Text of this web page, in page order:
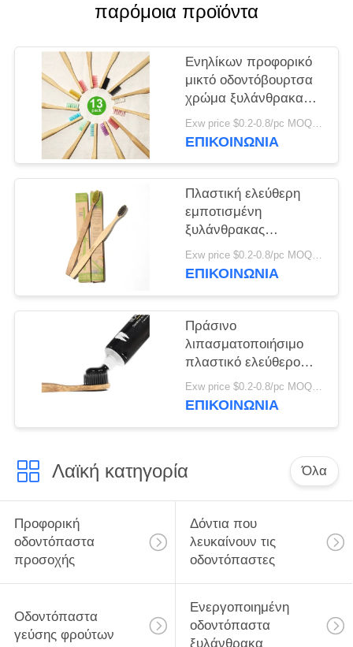
ΠΟΛΙΤΙΚΉ
ΜΥΣΤΙΚΌΤΗΤΑΣ
παρόμοια προϊόντα
Ενηλίκων προφορικό
μικτό οδοντόβουρτσα
χρώμα ξυλάνθρακα
μπαμπού προσοχής
vegan
Exw price $0.2-0.8/pc MOQ:100pcs
ΕΠΙΚΟΙΝΩΝΊΑ
Πλαστική ελεύθερη
εμποτισμένη
ξυλάνθρακας
μπαμπού
οδοντόβουρτσα
ανακυκλώσιμη
στρογγυλή
Exw price $0.2-0.8/pc MOQ:100pcs
ΕΠΙΚΟΙΝΩΝΊΑ
Πράσινο
λιπασματοποιήσιμο
πλαστικό ελεύθερο
φυσικό λογότυπο
συνήθειας
Exw price $0.2-0.8/pc MOQ:100pcs
ΕΠΙΚΟΙΝΩΝΊΑ
Λαϊκή κατηγορία Όλα
Προφορική
οδοντόπαστα
προσοχής
Δόντια που
λευκαίνουν τις
οδοντόπαστες
Οδοντόπαστα
γεύσης φρούτων
Ενεργοποιημένη
οδοντόπαστα
ξυλάνθρακα